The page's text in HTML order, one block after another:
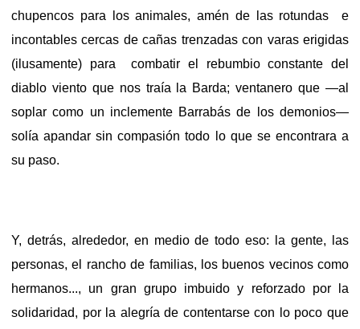
chupencos para los animales, amén de las rotundas e
incontables cercas de cañas trenzadas con varas erigidas
(ilusamente) para combatir el rebumbio constante del
diablo viento que nos traía la Barda; ventanero que —al
soplar como un inclemente Barrabás de los demonios—
solía apandar sin compasión todo lo que se encontrara a
su paso.
Y, detrás, alrededor, en medio de todo eso: la gente, las
personas, el rancho de familias, los buenos vecinos como
hermanos..., un gran grupo imbuido y reforzado por la
solidaridad, por la alegría de contentarse con lo poco que